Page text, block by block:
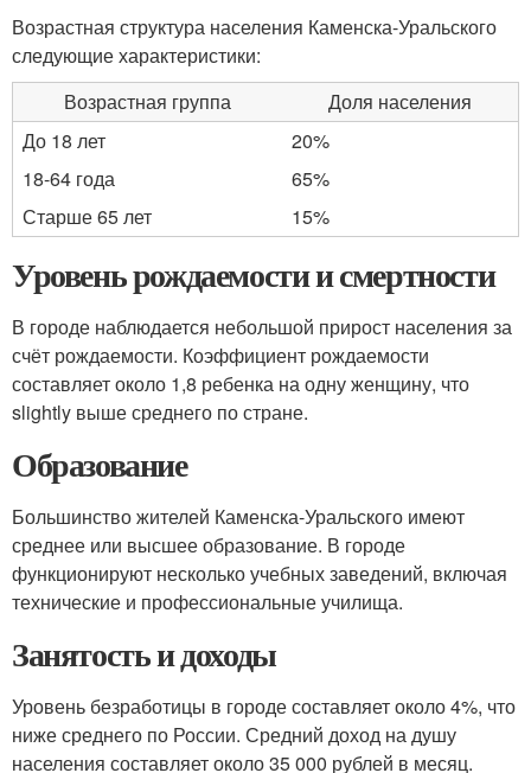
Возрастная структура населения Каменска-Уральского
следующие характеристики:
Возрастная группа
Доля населения
До 18 лет
20%
18-64 года
65%
Старше 65 лет
15%
Уровень рождаемости и смертности
В городе наблюдается небольшой прирост населения за
счёт рождаемости. Коэффициент рождаемости
составляет около 1,8 ребенка на одну женщину, что
slightly выше среднего по стране.
Образование
Большинство жителей Каменска-Уральского имеют
среднее или высшее образование. В городе
функционируют несколько учебных заведений, включая
технические и профессиональные училища.
Занятость и доходы
Уровень безработицы в городе составляет около 4%, что
ниже среднего по России. Средний доход на душу
населения составляет около 35 000 рублей в месяц.